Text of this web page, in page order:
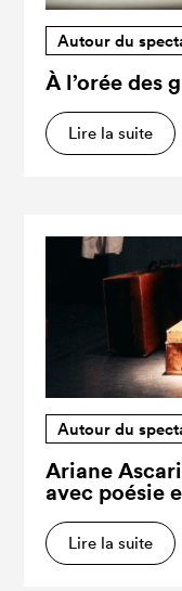
Autour du
À l’orée des
Lire la suite
Autour du
Ariane
avec poésie
Lire la suite